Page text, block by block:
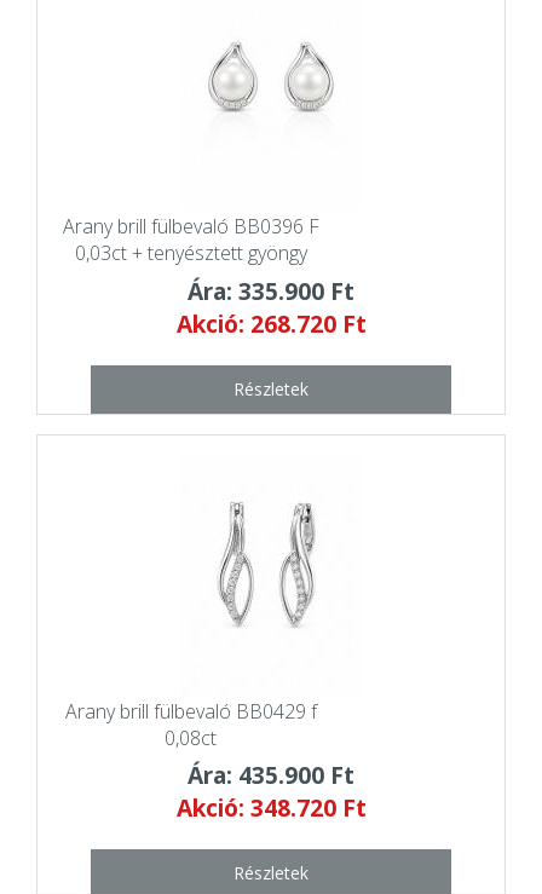
Arany brill fülbevaló BB0396 F
0,03ct + tenyésztett gyöngy
Ára: 335.900 Ft
Akció: 268.720 Ft
Részletek
Arany brill fülbevaló BB0429 f
0,08ct
Ára: 435.900 Ft
Akció: 348.720 Ft
Részletek